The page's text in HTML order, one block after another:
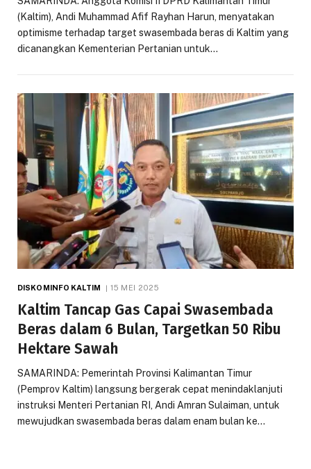
(Kaltim), Andi Muhammad Afif Rayhan Harun, menyatakan
optimisme terhadap target swasembada beras di Kaltim yang
dicanangkan Kementerian Pertanian untuk…
DISKOMINFO KALTIM 15 MEI 2025
Kaltim Tancap Gas Capai Swasembada
Beras dalam 6 Bulan, Targetkan 50 Ribu
Hektare Sawah
SAMARINDA: Pemerintah Provinsi Kalimantan Timur
(Pemprov Kaltim) langsung bergerak cepat menindaklanjuti
instruksi Menteri Pertanian RI, Andi Amran Sulaiman, untuk
mewujudkan swasembada beras dalam enam bulan ke…